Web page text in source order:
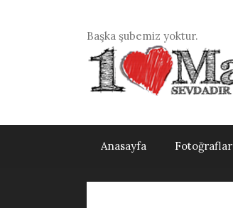
Başka şubemiz yoktur.
Anasayfa Fotoğraflar